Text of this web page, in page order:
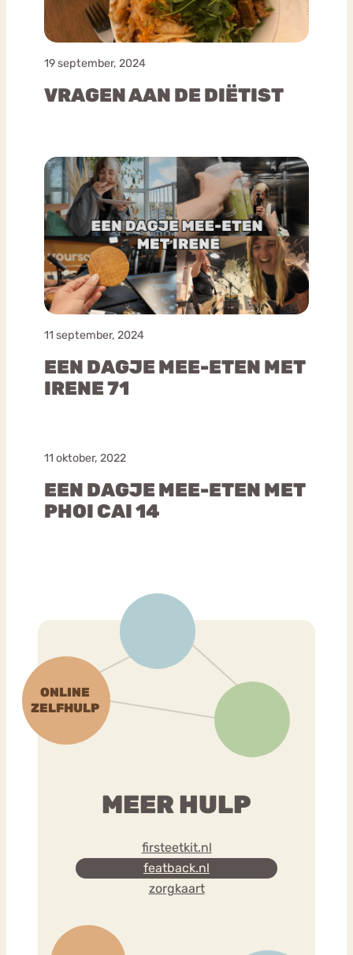
19 september, 2024
VRAGEN AAN DE DIËTIST
11 september, 2024
EEN DAGJE MEE-ETEN MET
IRENE 71
11 oktober, 2022
EEN DAGJE MEE-ETEN MET
PHOI CAI 14
MEER HULP
firsteetkit.nl
featback.nl
zorgkaart